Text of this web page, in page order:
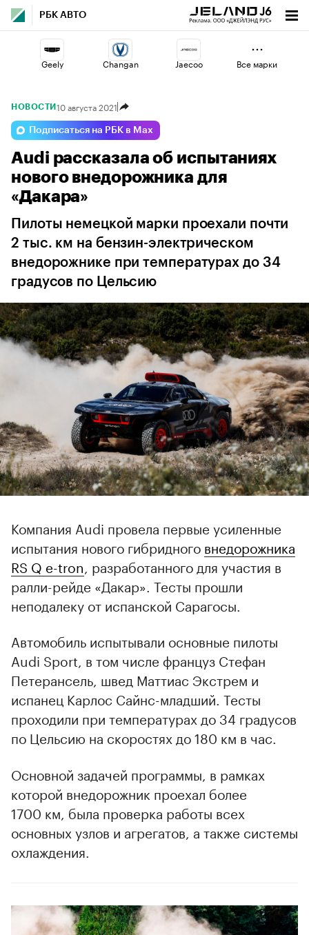
РБК АВТО
Geely Changan Jaecoo
Volga Voyah
Haval Omoda Lada
Все марки
НОВОСТИ 10 августа 2021
Подписаться на РБК в Max
Audi рассказала об испытаниях
нового внедорожника для
«Дакара»
Пилоты немецкой марки проехали почти
2 тыс. км на бензин-электрическом
внедорожнике при температурах до 34
градусов по Цельсию
Компания Audi провела первые усиленные
испытания нового гибридного внедорожника
RS Q e-tron , разработанного для участия в
ралли-рейде «Дакар». Тесты прошли
неподалеку от испанской Сарагосы.
Автомобиль испытывали основные пилоты
Audi Sport, в том числе француз Стефан
Петерансель, швед Маттиас Экстрем и
испанец Карлос Сайнс-младший. Тесты
проходили при температурах до 34 градусов
по Цельсию на скоростях до 180 км в час.
00:00 / 00:00
Основной задачей программы, в рамках
которой внедорожник проехал более
1700 км, была проверка работы всех
основных узлов и агрегатов, а также системы
охлаждения.